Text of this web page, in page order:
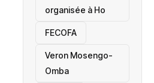
organisée à Ho
‎FECOFA
Veron Mosengo-
Omba